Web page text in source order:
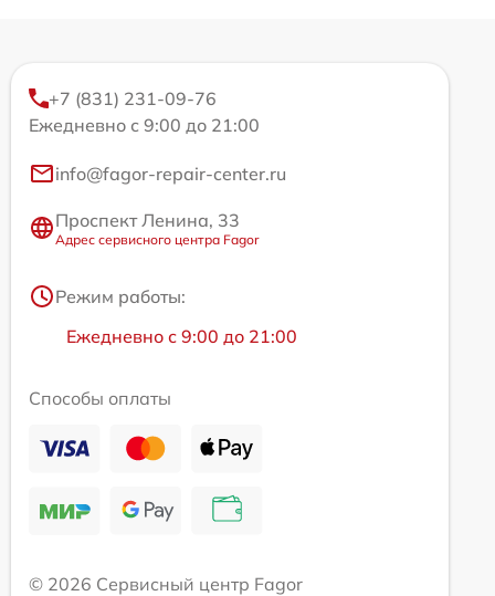
+7 (831) 231-09-76
Ежедневно с 9:00 до 21:00
info@fagor-repair-center.ru
Проспект Ленина, 33
Адрес сервисного центра Fagor
Режим работы:
Ежедневно с 9:00 до 21:00
Способы оплаты
© 2026 Сервисный центр Fagor